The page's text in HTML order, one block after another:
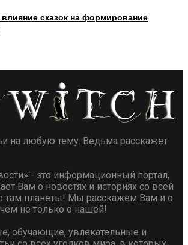
сказок на формирование
на любую тему. Ведьма расскажет
- это информационный портал,
Вам о новостях и историях со всей
там планеты! Мы расскажем Вам и о
не только о нашей!
обучающие, увлекательные и